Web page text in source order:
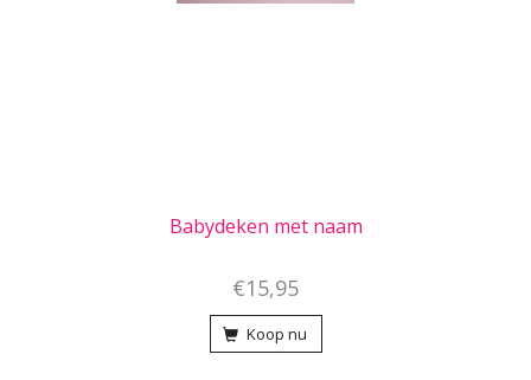
Babydeken met naam
€15,95
Koop nu